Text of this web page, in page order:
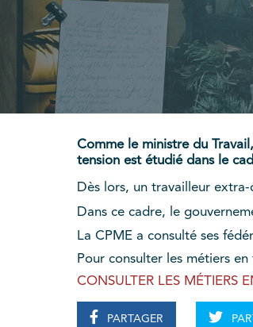
Comme le ministre du
tension est étudié dans le
Dès lors, un travailleur
Dans ce cadre, le
La CPME a consulté ses
Pour consulter les métiers
CONSULTER LES MÉTIERS
PARTAGER